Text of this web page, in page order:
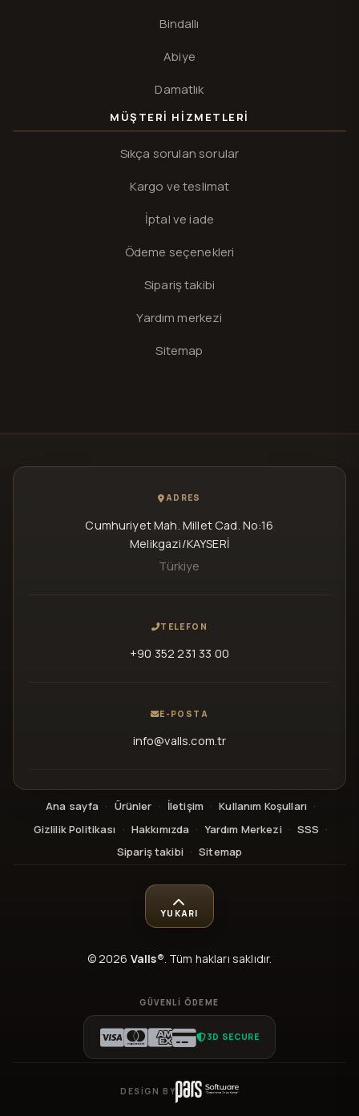
Bindallı
Abiye
Damatlık
MÜŞTERI HIZMETLERI
Sıkça sorulan sorular
Kargo ve teslimat
İptal ve iade
Ödeme seçenekleri
Sipariş takibi
Yardım merkezi
Sitemap
ADRES
Cumhuriyet Mah. Millet Cad. No:16
Melikgazi/KAYSERİ
Türkiye
TELEFON
+90 352 231 33 00
E-POSTA
info@valls.com.tr
Ana sayfa · Ürünler · İletişim · Kullanım Koşulları ·
Gizlilik Politikası
· Hakkımızda · Yardım Merkezi · SSS ·
Sipariş takibi · Sitemap
© 2026 Valls®. Tüm hakları saklıdır.
YUKARI
GÜVENLI ÖDEME
3D SECURE
DESIGN BY